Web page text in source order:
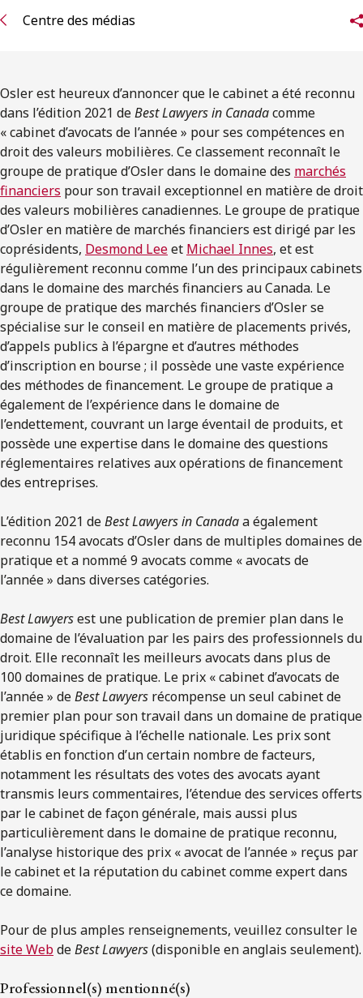
S’abonner
Centre des médias
Osler est heureux d’annoncer que le cabinet a été reconnu
dans l’édition 2021 deBest Lawyers in Canadacomme
« cabinet d’avocats de l’année » pour ses compétences en
droit des valeurs mobilières. Ce classement reconnaît le
groupe de pratique d’Osler dans le domaine des marchés
financiers pour son travail exceptionnel en matière de droit
des valeurs mobilières canadiennes. Le groupe de pratique
d’Osler en matière de marchés financiers est dirigé par les
coprésidents, Desmond Leeet Michael Innes, et est
régulièrement reconnu comme l’un des principaux cabinets
dans le domaine des marchés financiers au Canada. Le
groupe de pratique des marchés financiers d’Osler se
spécialise sur le conseil en matière de placements privés,
d’appels publics à l’épargne et d’autres méthodes
d’inscription en bourse ; il possède une vaste expérience
des méthodes de financement. Le groupe de pratique a
également de l’expérience dans le domaine de
l’endettement, couvrant un large éventail de produits, et
possède une expertise dans le domaine des questions
réglementaires relatives aux opérations de financement
des entreprises.
L’édition 2021 deBest Lawyers in Canadaa également
reconnu 154 avocats d’Osler dans de multiples domaines de
pratique et a nommé 9 avocats comme « avocats de
l’année » dans diverses catégories.
Best Lawyersest une publication de premier plan dans le
domaine de l’évaluation par les pairs des professionnels du
droit. Elle reconnaît les meilleurs avocats dans plus de
100 domaines de pratique. Le prix « cabinet d’avocats de
l’année » deBest Lawyers récompense un seul cabinet de
premier plan pour son travail dans un domaine de pratique
juridique spécifique à l’échelle nationale. Les prix sont
établis en fonction d’un certain nombre de facteurs,
notamment les résultats des votes des avocats ayant
transmis leurs commentaires, l’étendue des services offerts
par le cabinet de façon générale, mais aussi plus
particulièrement dans le domaine de pratique reconnu,
l’analyse historique des prix « avocat de l’année » reçus par
le cabinet et la réputation du cabinet comme expert dans
ce domaine.
Pour de plus amples renseignements, veuillez consulter le
site WebdeBest Lawyers(disponible en anglais seulement).
Professionnel(s) mentionné(s)